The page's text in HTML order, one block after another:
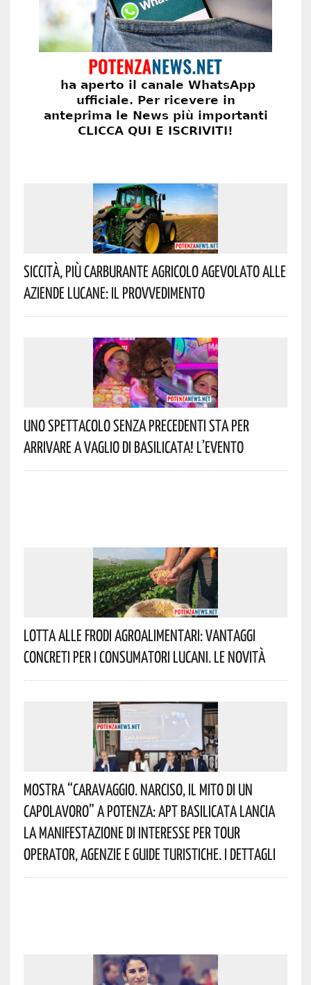
Siccità, Più Carburante Agricolo Agevolato Alle
Aziende Lucane: Il Provvedimento
Uno Spettacolo Senza Precedenti Sta Per
Arrivare A Vaglio Di Basilicata! L’evento
Lotta Alle Frodi Agroalimentari: Vantaggi
Concreti Per I Consumatori Lucani. Le Novità
Mostra “Caravaggio. Narciso, Il Mito Di Un
Capolavoro” A Potenza: APT Basilicata Lancia
La Manifestazione Di Interesse Per Tour
Operator, Agenzie E Guide Turistiche. I Dettagli